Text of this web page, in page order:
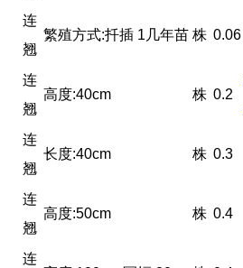
连
翘
繁殖方式:扦插 1几年苗 株 0.06
连
翘
高度:40cm 株 0.2
连
翘
长度:40cm 株 0.3
连
翘
高度:50cm 株 0.4
连